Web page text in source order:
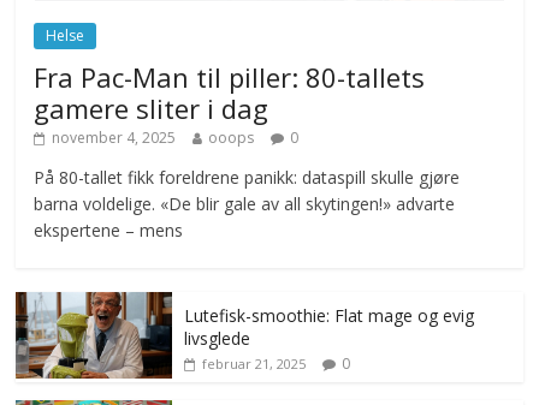
Helse
Fra Pac-Man til piller: 80-tallets
gamere sliter i dag
november 4, 2025 ooops 0
På 80-tallet fikk foreldrene panikk: dataspill skulle gjøre
barna voldelige. «De blir gale av all skytingen!» advarte
ekspertene – mens
Lutefisk-smoothie: Flat mage og evig
livsglede
februar 21, 2025 0